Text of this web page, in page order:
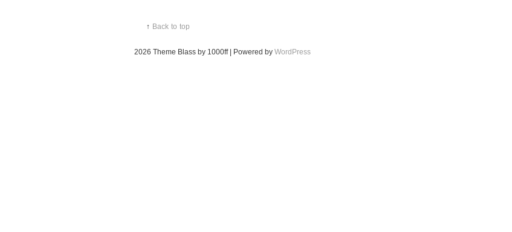
↑ Back to top
2026 Theme Blass by 1000ff | Powered by WordPress